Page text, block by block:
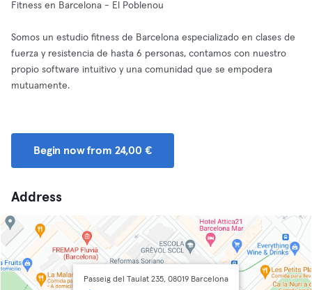
Fitness en Barcelona - El Poblenou
Somos un estudio fitness de Barcelona especializado en clases de
fuerza y resistencia de hasta 6 personas, contamos con nuestro
propio software intuitivo y una comunidad que se empodera
mutuamente.
Begin now from 24,00 €
Address
Passeig del Taulat 235, 08019 Barcelona